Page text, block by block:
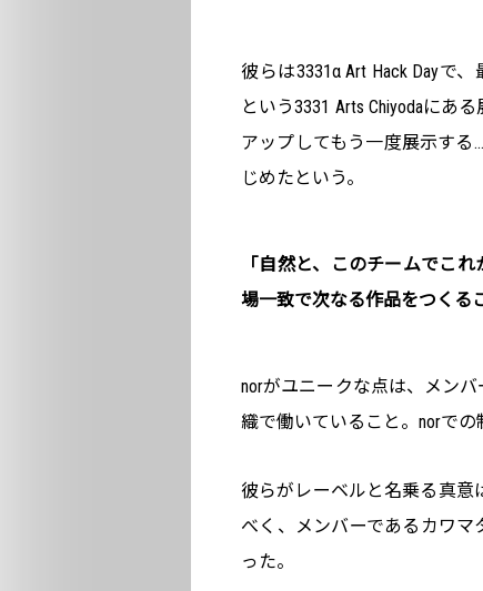
彼らは3331α Art Hack Dayで
という3331 Arts Chiyodaにあ
アップしてもう一度展示す
じめたという。
「自然と、このチームでこ
場一致で次なる作品をつくる
norがユニークな点は、メン
織で働いていること。norでの
彼らがレーベルと名乗る真意
べく、メンバーであるカワ
った。